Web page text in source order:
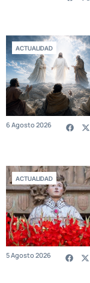
ACTUALIDAD
6 Agosto 2026
ACTUALIDAD
5 Agosto 2026